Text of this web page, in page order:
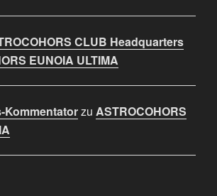
CLUB Headquarters
EUNOIA ULTIMA
Kommentatorzu ASTROCOHORS